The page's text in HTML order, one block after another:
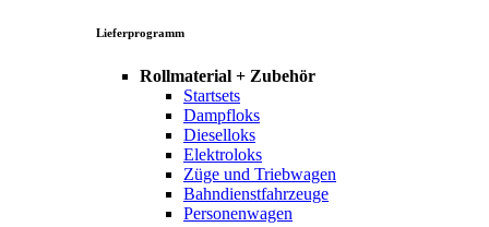
Lieferprogramm
Rollmaterial + Zubehör
Startsets
Dampfloks
Dieselloks
Elektroloks
Züge und Triebwagen
Bahndienstfahrzeuge
Personenwagen